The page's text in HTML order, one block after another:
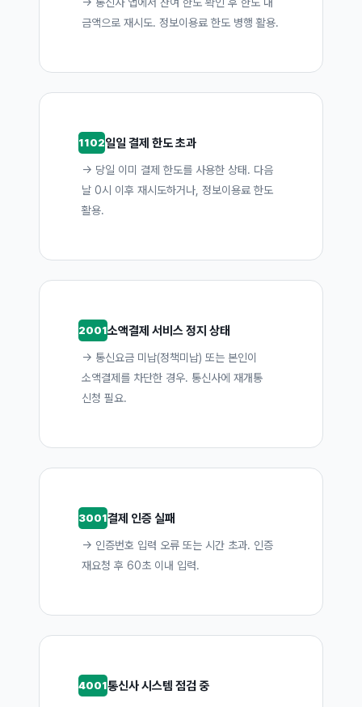
금액으로 재시도. 정보이용료 한도 병행 활용.
1102일일 결제 한도 초과
→ 당일 이미 결제 한도를 사용한 상태. 다음
날 0시 이후 재시도하거나, 정보이용료 한도
활용.
2001소액결제 서비스 정지 상태
→ 통신요금 미납(정책미납) 또는 본인이
소액결제를 차단한 경우. 통신사에 재개통
신청 필요.
3001결제 인증 실패
→ 인증번호 입력 오류 또는 시간 초과. 인증
재요청 후 60초 이내 입력.
4001통신사 시스템 점검 중